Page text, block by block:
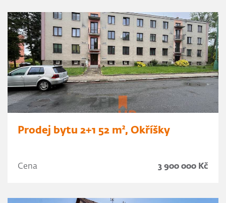
Prodej bytu 2+1 52 m², Okříšky
Cena 3 900 000 Kč